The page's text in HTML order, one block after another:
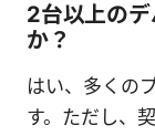
2台以上の
か？
はい、多くの
す。ただし、